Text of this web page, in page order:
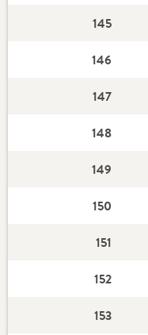
145
146
147
148
149
150
151
152
153